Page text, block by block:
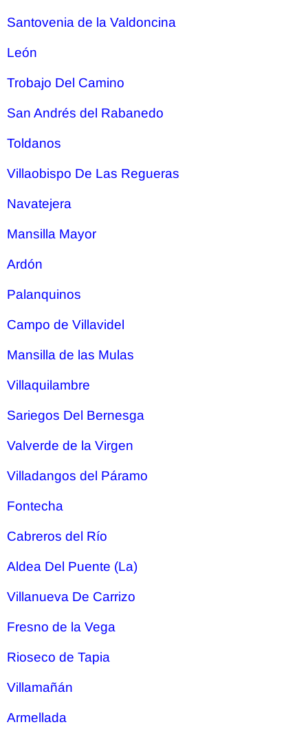
Santovenia de la Valdoncina
León
Trobajo Del Camino
San Andrés del Rabanedo
Toldanos
Villaobispo De Las Regueras
Navatejera
Mansilla Mayor
Ardón
Palanquinos
Campo de Villavidel
Mansilla de las Mulas
Villaquilambre
Sariegos Del Bernesga
Valverde de la Virgen
Villadangos del Páramo
Fontecha
Cabreros del Río
Aldea Del Puente (La)
Villanueva De Carrizo
Fresno de la Vega
Rioseco de Tapia
Villamañán
Armellada